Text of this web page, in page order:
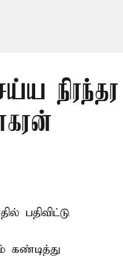
நிரந்தர
பதிவிட்டு
கண்டித்து